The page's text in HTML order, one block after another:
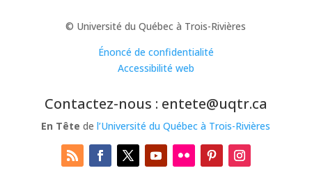
© Université du Québec à Trois-Rivières
Énoncé de confidentialité
Accessibilité web
Contactez-nous : entete@uqtr.ca
En Tête del’Université du Québec à Trois-Rivières